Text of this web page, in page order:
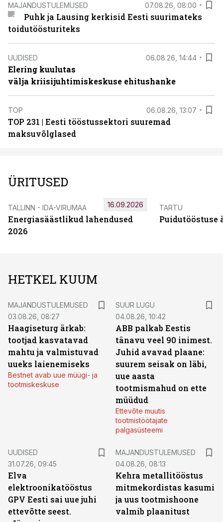
MAJANDUSTULEMUSED 07.08.26, 08:00
Puhk ja Lausing kerkisid Eesti suurimateks
toidutöösturiteks
UUDISED 06.08.26, 14:44
Elering kuulutas
välja kriisijuhtimiskeskuse ehitushanke
TOP 06.08.26, 13:07
TOP 231 | Eesti tööstussektori suuremad
maksuvõlglased
ÜRITUSED
TALLINN - IDA-VIRUMAA
Energiasäästlikud lahendused
2026
16.09.2026 TARTU
Puidutööstuse
HETKEL KUUM
MAJANDUSTULEMUSED
03.08.26, 08:27
Haagiseturg ärkab:
tootjad kasvatavad
mahtu ja valmistuvad
uueks laienemiseks
Bestnet avab uue müügi- ja
tootmiskeskuse
SUUR LUGU
04.08.26, 10:42
ABB palkab Eestis
tänavu veel 90 inimest.
Juhid avavad plaane:
suurem seisak on läbi,
uue aasta
tootmismahud on ette
müüdud
Ettevõte muutis
tootmistöötajate
palgasüsteemi
UUDISED
31.07.26, 09:45
Elva
elektroonikatööstus
GPV Eesti sai uue juhi
ettevõtte seest.
MAJANDUSTULEMUSED
04.08.26, 08:13
Kehra metallitööstus
mitmekordistas kasumi
ja uus tootmishoone
valmib plaanitust